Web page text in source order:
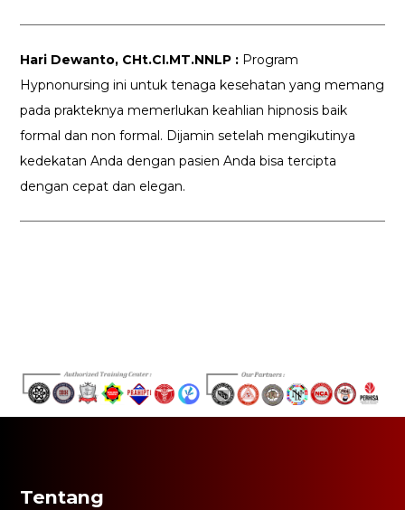
Hari Dewanto, CHt.CI.MT.NNLP : Program
Hypnonursing ini untuk tenaga kesehatan yang memang
pada prakteknya memerlukan keahlian hipnosis baik
formal dan non formal. Dijamin setelah mengikutinya
kedekatan Anda dengan pasien Anda bisa tercipta
dengan cepat dan elegan.
Tentang